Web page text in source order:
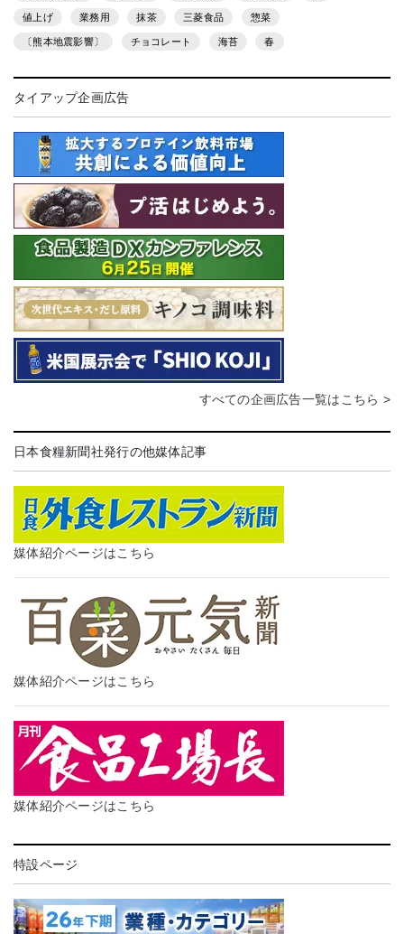
値上げ 業務用 抹茶 三菱食品 惣菜
〔熊本地震影響〕 チョコレート 海苔 春
タイアップ企画広告
すべての企画広告一覧はこちら >
日本食糧新聞社発行の他媒体記事
媒体紹介ページはこちら
媒体紹介ページはこちら
媒体紹介ページはこちら
特設ページ